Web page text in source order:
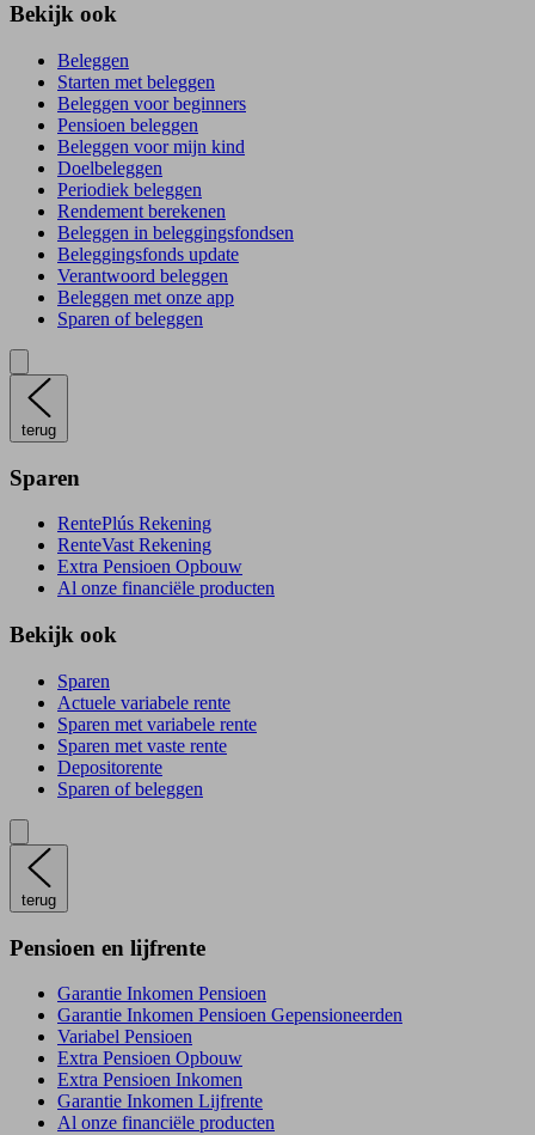
Bekijk ook
Beleggen
Starten met beleggen
Beleggen voor beginners
Pensioen beleggen
Beleggen voor mijn kind
Doelbeleggen
Periodiek beleggen
Rendement berekenen
Beleggen in beleggingsfondsen
Beleggingsfonds update
Verantwoord beleggen
Beleggen met onze app
Sparen of beleggen
terug
Sparen
RentePlús Rekening
RenteVast Rekening
Extra Pensioen Opbouw
Al onze financiële producten
Bekijk ook
Sparen
Actuele variabele rente
Sparen met variabele rente
Sparen met vaste rente
Depositorente
Sparen of beleggen
terug
Pensioen en lijfrente
Garantie Inkomen Pensioen
Garantie Inkomen Pensioen Gepensioneerden
Variabel Pensioen
Extra Pensioen Opbouw
Extra Pensioen Inkomen
Garantie Inkomen Lijfrente
Al onze financiële producten